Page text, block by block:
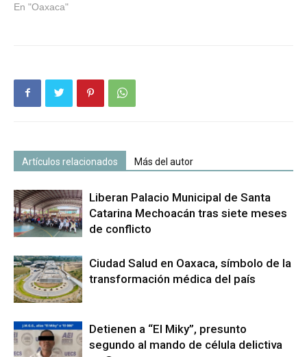
En "Oaxaca"
Artículos relacionados Más del autor
Liberan Palacio Municipal de Santa
Catarina Mechoacán tras siete meses
de conflicto
Ciudad Salud en Oaxaca, símbolo de la
transformación médica del país
Detienen a “El Miky”, presunto
segundo al mando de célula delictiva